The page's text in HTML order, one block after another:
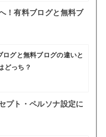
！有料ブログと無料ブ
ログと無料ブログの違いと
どっち？
プト・ペルソナ設定に